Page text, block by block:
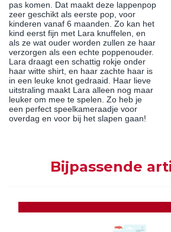
pas komen. Dat maakt deze lappenpop
zeer geschikt als eerste pop, voor
kinderen vanaf 6 maanden. Zo kan het
kind eerst fijn met Lara knuffelen, en
als ze wat ouder worden zullen ze haar
verzorgen als een echte poppenouder.
Lara draagt een schattig rokje onder
haar witte shirt, en haar zachte haar is
in een leuke knot gedraaid. Haar lieve
uitstraling maakt Lara alleen nog maar
leuker om mee te spelen. Zo heb je
een perfect speelkameraadje voor
overdag en voor bij het slapen gaan!
Bijpassende